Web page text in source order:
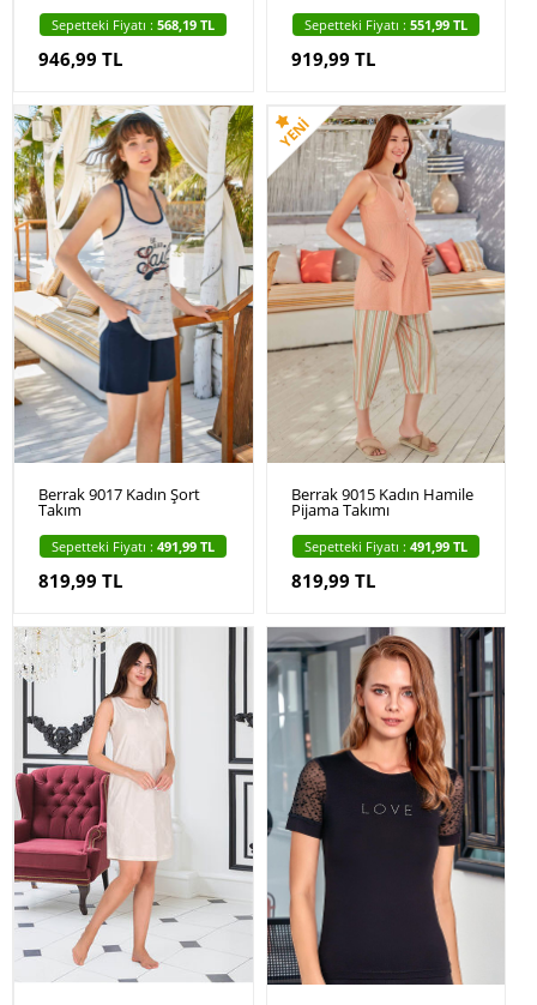
Sepetteki Fiyatı :568,19 TL
946,99 TL
Sepetteki Fiyatı :551,99 TL
919,99 TL
Berrak 9017 Kadın Şort
Takım
Sepetteki Fiyatı :491,99 TL
819,99 TL
Berrak 9015 Kadın Hamile
Pijama Takımı
Sepetteki Fiyatı :491,99 TL
819,99 TL